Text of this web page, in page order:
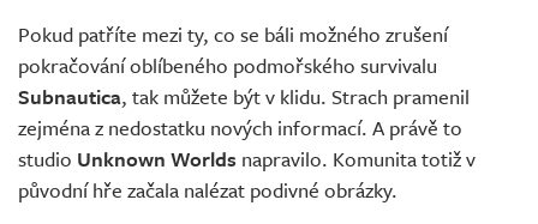
Živě
Pokud patříte mezi ty, co se báli možného zrušení
pokračování oblíbeného podmořského survivalu
Subnautica, tak můžete být v klidu. Strach pramenil
zejména z nedostatku nových informací. A právě to
studio Unknown Worlds napravilo. Komunita totiž v
původní hře začala nalézat podivné obrázky.